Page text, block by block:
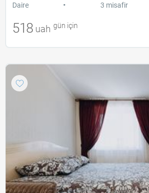
Daire • 3 misafir
518 uah gün için